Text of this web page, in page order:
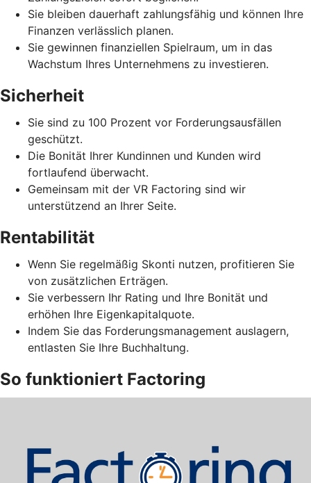
Sie bleiben dauerhaft zahlungsfähig und können Ihre
Finanzen verlässlich planen.
Sie gewinnen finanziellen Spielraum, um in das
Wachstum Ihres Unternehmens zu investieren.
Sicherheit
Sie sind zu 100 Prozent vor Forderungsausfällen
geschützt.
Die Bonität Ihrer Kundinnen und Kunden wird
fortlaufend überwacht.
Gemeinsam mit der VR Factoring sind wir
unterstützend an Ihrer Seite.
Rentabilität
Wenn Sie regelmäßig Skonti nutzen, profitieren Sie
von zusätzlichen Erträgen.
Sie verbessern Ihr Rating und Ihre Bonität und
erhöhen Ihre Eigenkapitalquote.
Indem Sie das Forderungsmanagement auslagern,
entlasten Sie Ihre Buchhaltung.
So funktioniert Factoring